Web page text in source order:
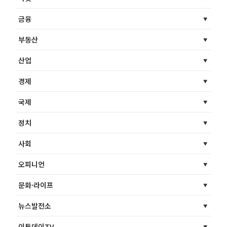
금융
부동산
산업
경제
국제
정치
사회
오피니언
문화·라이프
뉴스발전소